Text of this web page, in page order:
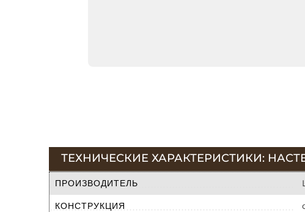
ТЕХНИЧЕСКИЕ ХАРАКТЕРИСТИКИ:
ПРОИЗВОДИТЕЛЬ
КОНСТРУКЦИЯ